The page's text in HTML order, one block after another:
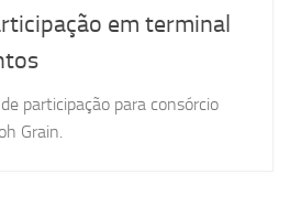
em terminal
participação para consórcio
Grain.